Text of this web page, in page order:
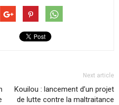
Next article
Kouilou : lancement d’un projet
de lutte contre la maltraitance